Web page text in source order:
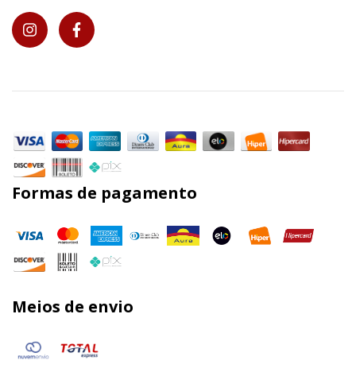
Formas de pagamento
Meios de envio